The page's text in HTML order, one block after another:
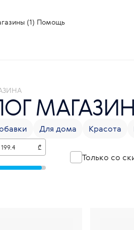
(1) Помощь
Для дома Красота
₾
Только со